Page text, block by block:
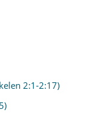
2:1-2:17)